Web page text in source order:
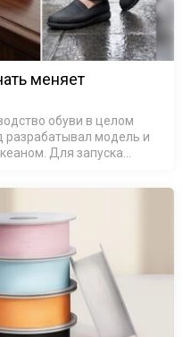
меняет
обуви в целом
разрабатывал модель и
Для запуска